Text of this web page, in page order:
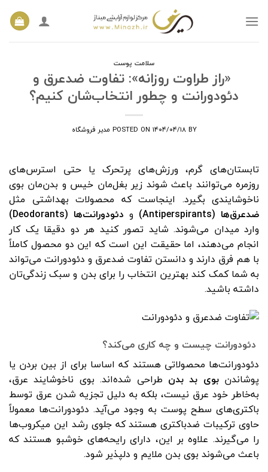
سلامت پوست
«راز طراوت روزانه»: تفاوت ضدعرق‌ و
دئودورانت‌ و چطور انتخاب‌شان کنیم؟
POSTED ON ۱۴۰۴/۰۴/۱۸BY مدیر فروشگاه
تابستان‌های گرم، ورزش‌های پرتحرک یا حتی استرس‌های
روزمره می‌توانند باعث شوند زیر بغل‌مان خیس و بدن‌مان بوی
ناخوشایندی بگیرد. اینجاست که محصولات بهداشتی مثل
ضدعرق‌ها (Antiperspirants)
و دئودورانت‌ها (Deodorants)
وارد میدان می‌شوند. شاید تصور کنید هر دو دقیقا یک کار
انجام می‌دهند، اما حقیقت این است که این دو محصول کاملاً
با هم فرق دارند و دانستن تفاوت ضدعرق‌ و دئودورانت‌ می‌تواند
به شما کمک کند بهترین انتخاب را برای بدن و سبک زندگی‌تان
داشته باشید.
دئودورانت چیست و چه کاری می‌کند؟
دئودورانت‌ها محصولاتی هستند که اساسا برای از بین بردن یا
پوشاندنبوی بد بدن طراحی شده‌اند. بوی ناخوشایند عرق،
به‌خاطر خود عرق نیست، بلکه به دلیل تجزیه شدن عرق توسط
باکتری‌های سطح پوست به وجود می‌آید. دئودورانت‌ها معمولاً
حاوی ترکیبات ضدباکتری هستند که جلوی رشد این میکروب‌ها
را می‌گیرند. علاوه بر این، دارای رایحه‌های خوشبو هستند که
باعث می‌شوند بوی بدن ملایم و دلپذیر شود.